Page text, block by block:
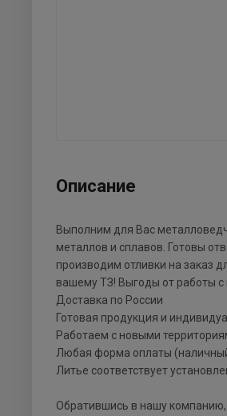
Описание
Выполним для Вас
металлов и сплавов. Готовы
производим отливки на заказ
вашему ТЗ! Выгоды от работы
Доставка по России
Готовая продукция и
Работаем с новыми
Любая форма оплаты
Литье соответствует
Обратившись в нашу компанию,